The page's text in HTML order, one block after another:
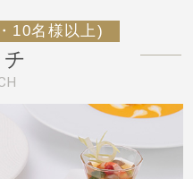
10名様以上)